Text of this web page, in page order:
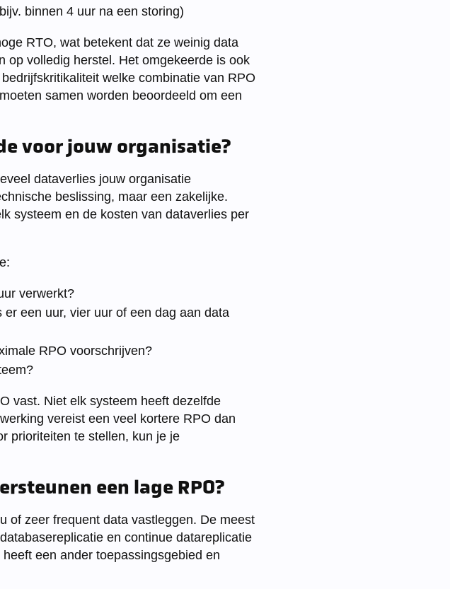
binnen 4 uur na een storing)
RTO, wat betekent dat ze weinig data
op volledig herstel. Het omgekeerde is ook
welke combinatie van RPO
samen worden beoordeeld om een
voor jouw organisatie?
dataverlies jouw organisatie
beslissing, maar een zakelijke.
systeem en de kosten van dataverlies per
verwerkt?
een uur, vier uur of een dag aan data
RPO voorschrijven?
vast. Niet elk systeem heeft dezelfde
vereist een veel kortere RPO dan
prioriteiten te stellen, kun je je
een lage RPO?
of zeer frequent data vastleggen. De meest
en continue datareplicatie
een ander toepassingsgebied en